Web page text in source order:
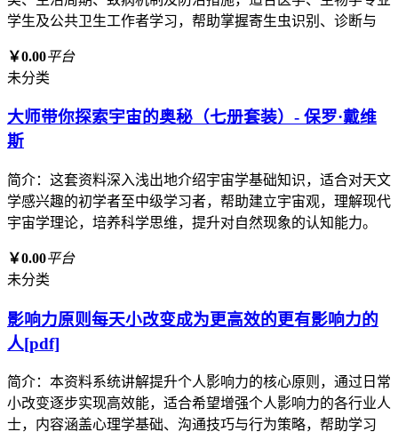
学生及公共卫生工作者学习，帮助掌握寄生虫识别、诊断与
￥0.00平台
未分类
大师带你探索宇宙的奥秘（七册套装）- 保罗·戴维
斯
简介：这套资料深入浅出地介绍宇宙学基础知识，适合对天文
学感兴趣的初学者至中级学习者，帮助建立宇宙观，理解现代
宇宙学理论，培养科学思维，提升对自然现象的认知能力。
￥0.00平台
未分类
影响力原则每天小改变成为更高效的更有影响力的
人[pdf]
简介：本资料系统讲解提升个人影响力的核心原则，通过日常
小改变逐步实现高效能，适合希望增强个人影响力的各行业人
士，内容涵盖心理学基础、沟通技巧与行为策略，帮助学习